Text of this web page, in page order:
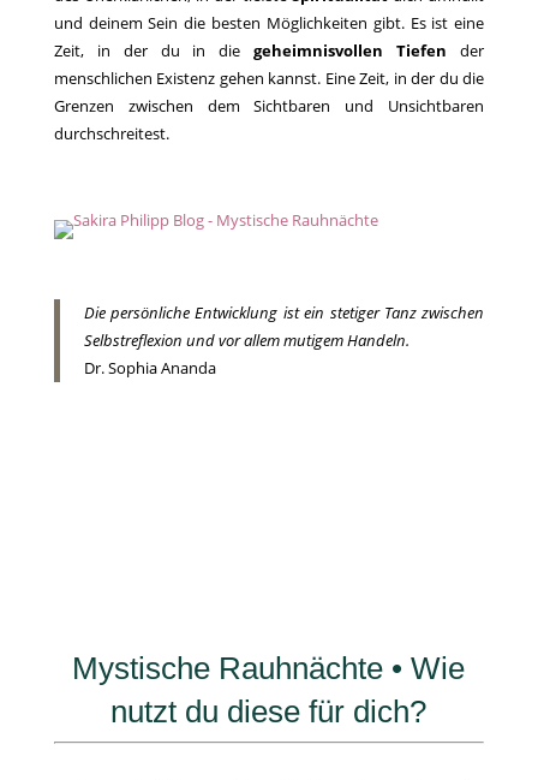
und deinem Sein die besten Möglichkeiten gibt. Es ist eine
Zeit, in der du in diegeheimnisvollen Tiefen der
menschlichen Existenz gehen kannst. Eine Zeit, in der du die
Grenzen zwischen dem Sichtbaren und Unsichtbaren
durchschreitest.
Die persönliche Entwicklung ist ein stetiger Tanz zwischen
Selbstreflexion und vor allem mutigem Handeln.
Dr. Sophia Ananda
Mystische Rauhnächte • Wie
nutzt du diese für dich?